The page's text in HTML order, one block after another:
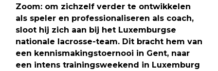
Zoom: om zichzelf verder te ontwikkelen
als speler en professionaliseren als coach,
sloot hij zich aan bij het Luxemburgse
nationale lacrosse-team. Dit bracht hem van
een kennismakingstoernooi in Gent, naar
een intens trainingsweekend in Luxemburg